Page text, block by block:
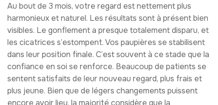
Au bout de 3 mois, votre regard est nettement plus
harmonieux et naturel. Les résultats sont à présent bien
visibles. Le gonflement a presque totalement disparu, et
les cicatrices s’estompent. Vos paupières se stabilisent
dans leur position finale. C’est souvent à ce stade que la
confiance en soi se renforce. Beaucoup de patients se
sentent satisfaits de leur nouveau regard, plus frais et
plus jeune. Bien que de légers changements puissent
encore avoir lieu, la majorité considère que la